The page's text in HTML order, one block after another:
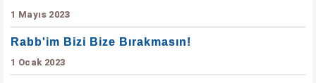
1 Mayıs 2023
Rabb'im Bizi Bize Bırakmasın!
1 Ocak 2023